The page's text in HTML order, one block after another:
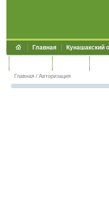
Главная Кунашакский
Главная / Авторизация